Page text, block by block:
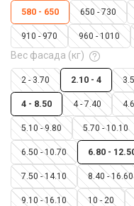
580 - 650 650 - 730
910 - 970 960 - 1010
Вес фасада (кг)
2 - 3.70 2.10 - 4
4 - 8.50 4 - 7.40
5.10 - 9.80 5.70 - 10.10
6.50 - 10.70 6.80 -
7.50 - 14.10 8.40 - 16.60
9.10 - 16.10 10 - 20